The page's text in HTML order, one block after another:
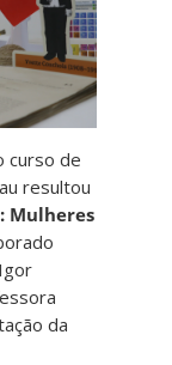
curso de
resultou
Mulheres
da